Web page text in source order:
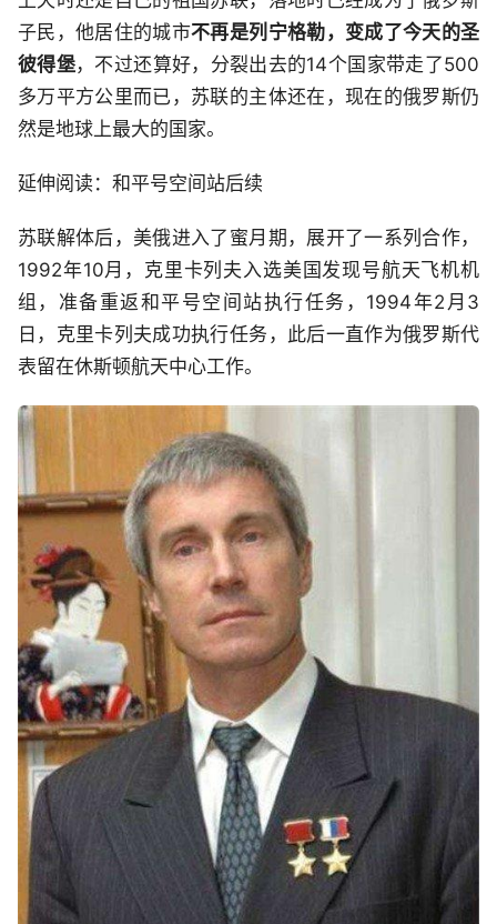
子民，他居住的城市不再是列宁格勒，变成了今天的圣
彼得堡，不过还算好，分裂出去的14个国家带走了500
多万平方公里而已，苏联的主体还在，现在的俄罗斯仍
然是地球上最大的国家。
延伸阅读：和平号空间站后续
苏联解体后，美俄进入了蜜月期，展开了一系列合作，
1992年10月，克里卡列夫入选美国发现号航天飞机机
组，准备重返和平号空间站执行任务，1994年2月3
日，克里卡列夫成功执行任务，此后一直作为俄罗斯代
表留在休斯顿航天中心工作。